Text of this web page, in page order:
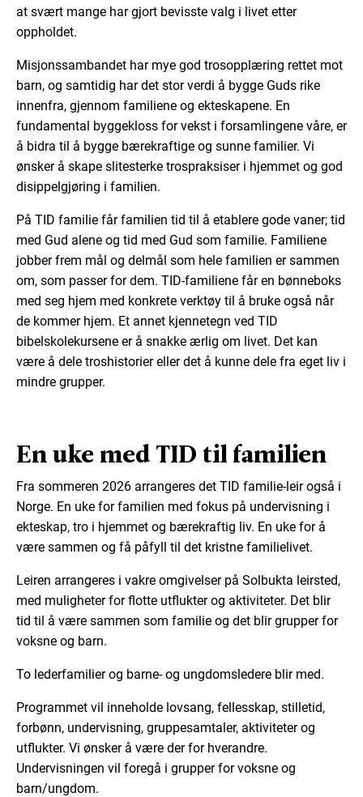
at svært mange har gjort bevisste valg i livet etter
oppholdet.
Misjonssambandet har mye god trosopplæring rettet mot
barn, og samtidig har det stor verdi å bygge Guds rike
innenfra, gjennom familiene og ekteskapene. En
fundamental byggekloss for vekst i forsamlingene våre, er
å bidra til å bygge bærekraftige og sunne familier. Vi
ønsker å skape slitesterke trospraksiser i hjemmet og god
disippelgjøring i familien.
På TID familie får familien tid til å etablere gode vaner; tid
med Gud alene og tid med Gud som familie. Familiene
jobber frem mål og delmål som hele familien er sammen
om, som passer for dem. TID-familiene får en bønneboks
med seg hjem med konkrete verktøy til å bruke også når
de kommer hjem. Et annet kjennetegn ved TID
bibelskolekursene er å snakke ærlig om livet. Det kan
være å dele troshistorier eller det å kunne dele fra eget liv i
mindre grupper.
En uke med TID til familien
Fra sommeren 2026 arrangeres det TID familie-leir også i
Norge. En uke for familien med fokus på undervis­ning i
ekteskap, tro i hjemmet og bærekraftig liv. En uke for å
være sammen og få påfyll til det kristne familielivet.
Leiren arrangeres i vakre omgivelser på Solbukta leirsted,
med muligheter for flotte utflukter og aktiviteter. Det blir
tid til å være sammen som familie og det blir grupper for
voksne og barn.
To lederfamilier og barne- og ungdomsledere blir med.
Programmet vil inneholde lovsang, fellesskap, stilletid,
forbønn, undervisning, gruppesamtaler, aktiviteter og
utflukter. Vi ønsker å være der for hverandre.
Undervisningen vil foregå i grupper for voksne og
barn/ungdom.